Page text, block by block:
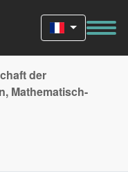
der
Mathematisch-